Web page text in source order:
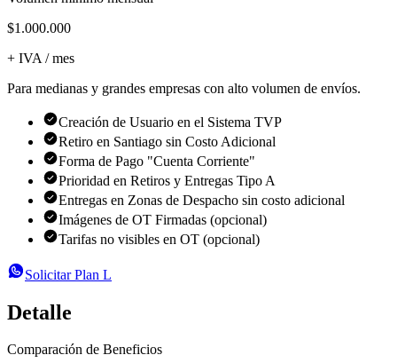
$1.000.000
+ IVA / mes
Para medianas y grandes empresas con alto volumen de envíos.
Creación de Usuario en el Sistema TVP
Retiro en Santiago sin Costo Adicional
Forma de Pago "Cuenta Corriente"
Prioridad en Retiros y Entregas Tipo A
Entregas en Zonas de Despacho sin costo adicional
Imágenes de OT Firmadas (opcional)
Tarifas no visibles en OT (opcional)
SolicitarPlan L
Detalle
Comparación de Beneficios